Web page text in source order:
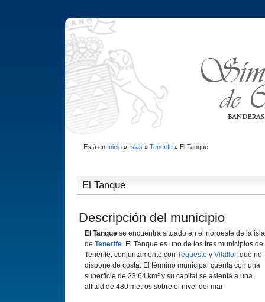
Está en Inicio» Islas » Tenerife» El Tanque
El Tanque
Descripción del municipio
El Tanque se encuentra situado en el noroeste de la isla
de Tenerife. El Tanque es uno de los tres municipios de
Tenerife, conjuntamente con Tegueste y Vilaflor, que no
dispone de costa. El término municipal cuenta con una
superficie de 23,64 km² y su capital se asienta a una
altitud de 480 metros sobre el nivel del mar